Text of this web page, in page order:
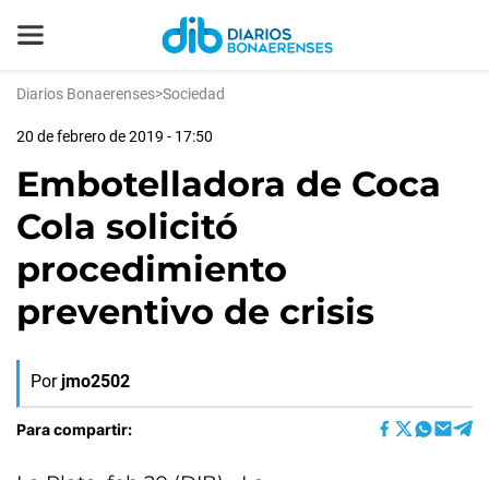
Diarios Bonaerenses>Sociedad
20 de febrero de 2019 - 17:50
Embotelladora de Coca
Cola solicitó
procedimiento
preventivo de crisis
Por jmo2502
Para compartir: